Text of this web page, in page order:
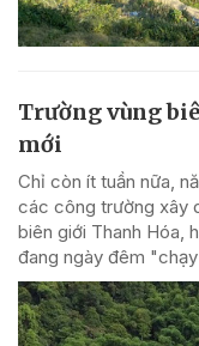
Trường vùng
mới
Chỉ còn ít tuần nữa,
các công trường xây
biên giới Thanh Hóa,
đang ngày đêm